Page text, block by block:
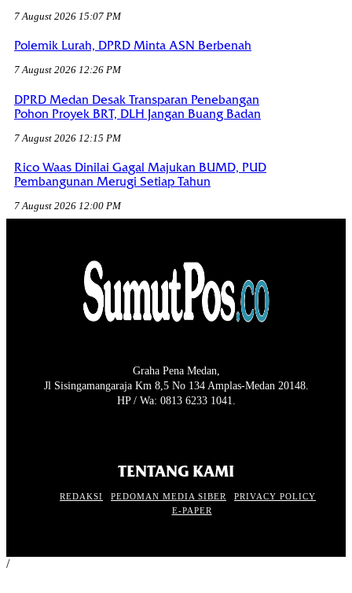
7 August 2026 15:07 PM
Polemik Lurah, DPRD Minta ASN Berbenah
7 August 2026 12:26 PM
DPRD Medan Desak Transparan Penebangan
Pohon Proyek BRT, DLH Jangan Buang Badan
7 August 2026 12:15 PM
Rico Waas Dinilai Gagal Majukan BUMD, PUD
Pembangunan Merugi Setiap Tahun
7 August 2026 12:00 PM
Graha Pena Medan,
Jl Sisingamangaraja Km 8,5 No 134 Amplas-Medan 20148.
HP / Wa: 0813 6233 1041.
TENTANG KAMI
REDAKSI PEDOMAN MEDIA SIBER
PRIVACY POLICY
E-PAPER
/